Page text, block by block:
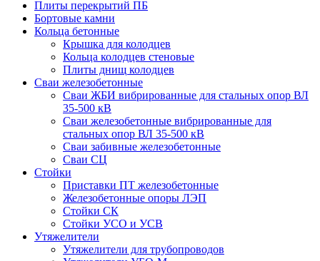
Плиты перекрытий ПБ
Бортовые камни
Кольца бетонные
Крышка для колодцев
Кольца колодцев стеновые
Плиты днищ колодцев
Сваи железобетонные
Сваи ЖБИ вибрированные для стальных опор ВЛ
35-500 кВ
Сваи железобетонные вибрированные для
стальных опор ВЛ 35-500 кВ
Сваи забивные железобетонные
Сваи СЦ
Стойки
Приставки ПТ железобетонные
Железобетонные опоры ЛЭП
Стойки СК
Стойки УСО и УСВ
Утяжелители
Утяжелители для трубопроводов